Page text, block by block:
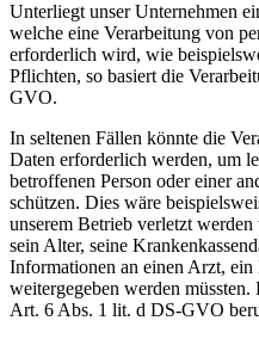
Unterliegt unser Unternehmen
welche eine Verarbeitung von
erforderlich wird, wie
Pflichten, so basiert die
GVO.
In seltenen Fällen könnte die
Daten erforderlich werden, um
betroffenen Person oder einer
schützen. Dies wäre
unserem Betrieb verletzt
sein Alter, seine
Informationen an einen Arzt,
weitergegeben werden
Art. 6 Abs. 1 lit. d DS-GVO